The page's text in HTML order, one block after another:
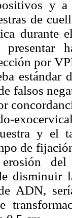
y a
de
durante
por
estándar
falsos
y el
de
disminuir
ADN,